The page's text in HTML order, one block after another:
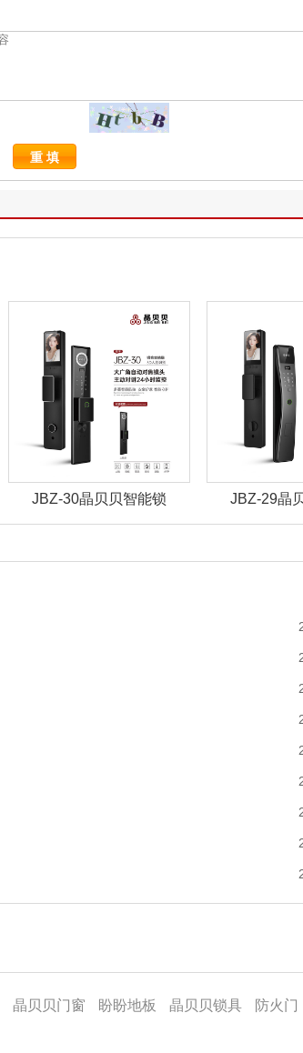
JBZ-30晶贝贝智能锁 JBZ-29晶
晶贝贝门窗 盼盼地板 晶贝贝锁具 防火门